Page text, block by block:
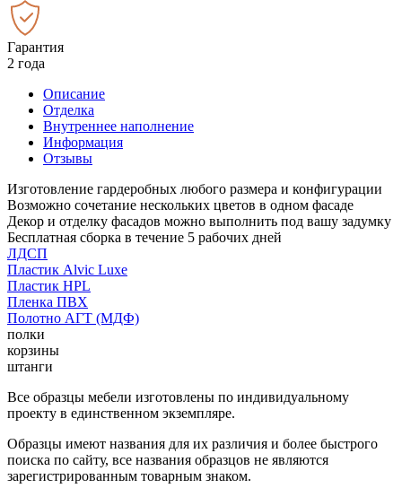
Гарантия
2 года
Описание
Отделка
Внутреннее наполнение
Информация
Отзывы
Изготовление гардеробных любого размера и конфигурации
Возможно сочетание нескольких цветов в одном фасаде
Декор и отделку фасадов можно выполнить под вашу задумку
Бесплатная сборка в течение 5 рабочих дней
ЛДСП
Пластик Alvic Luxe
Пластик HPL
Пленка ПВХ
Полотно АГТ (МДФ)
полки
корзины
штанги
Все образцы мебели изготовлены по индивидуальному
проекту в единственном экземпляре.
Образцы имеют названия для их различия и более быстрого
поиска по сайту, все названия образцов не являются
зарегистрированным товарным знаком.